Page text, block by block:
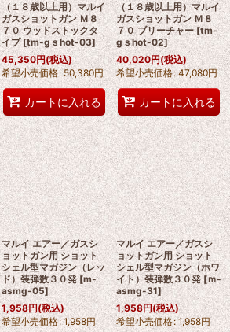
（１８歳以上用）マルイ
ガスショットガン Ｍ８
７０ ウッドストックタ
イプ [tm-gｓhot-03]
45,350円(税込)
希望小売価格: 50,380円
カートに入れる
（１８歳以上用）マルイ
ガスショットガン Ｍ８
７０ ブリーチャー [tm-
gｓhot-02]
40,020円(税込)
希望小売価格: 47,080円
カートに入れる
マルイ エアー／ガスシ
ョットガン用 ショット
シェル型マガジン（レッ
ド）装弾数３０発 [m-
asmg-05]
1,958円(税込)
希望小売価格: 1,958円
マルイ エアー／ガスシ
ョットガン用 ショット
シェル型マガジン（ホワ
イト）装弾数３０発 [ｍ-
asmg-31]
1,958円(税込)
希望小売価格: 1,958円